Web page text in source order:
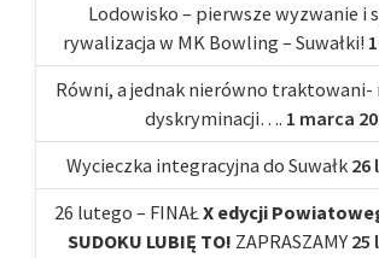
Lodowisko – pierwsze wyzwanie i
rywalizacja w MK Bowling – Suwałki!
Równi, a jednak nierówno traktowani-
dyskryminacji…. 1 marca
Wycieczka integracyjna do Suwałk 26
26 lutego – FINAŁX edycji
SUDOKU LUBIĘ TO! ZAPRASZAMY 25